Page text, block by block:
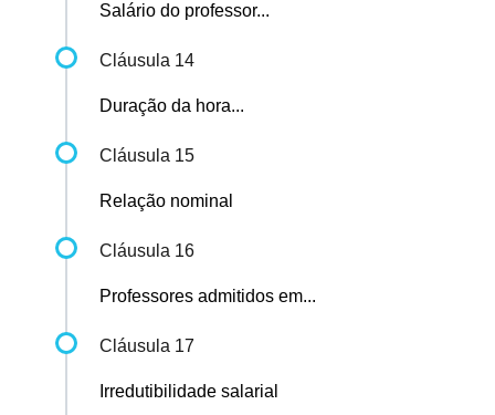
Salário do professor...
Cláusula 14
Duração da hora...
Cláusula 15
Relação nominal
Cláusula 16
Professores admitidos em...
Cláusula 17
Irredutibilidade salarial